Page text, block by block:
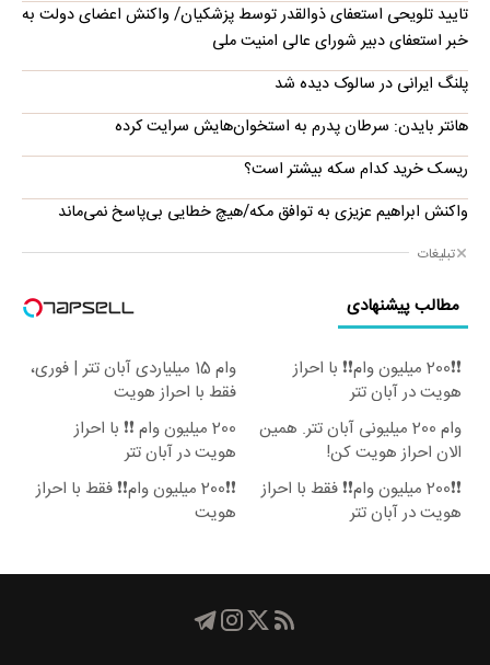
تایید تلویحی استعفای ذوالقدر توسط پزشکیان/ واکنش اعضای دولت به
خبر استعفای دبیر شورای عالی امنیت ملی
پلنگ ایرانی در سالوک دیده شد
هانتر بایدن: سرطان پدرم به استخوان‌هایش سرایت کرده
ریسک خرید کدام سکه بیشتر است؟
واکنش ابراهیم عزیزی به توافق مکه/هیچ خطایی بی‌پاسخ نمی‌ماند
تبلیغات
مطالب پیشنهادی
❗❗200 میلیون وام❗❗ با احراز
هویت در آبان تتر
وام 15 میلیاردی آبان تتر | فوری،
فقط با احراز هویت
وام 200 میلیونی آبان تتر. همین
الان احراز هویت کن!
200 میلیون وام ❗❗ با احراز
هویت در آبان تتر
❗❗200 میلیون وام❗❗ فقط با احراز
هویت در آبان تتر
❗❗200 میلیون وام❗❗ فقط با احراز
هویت